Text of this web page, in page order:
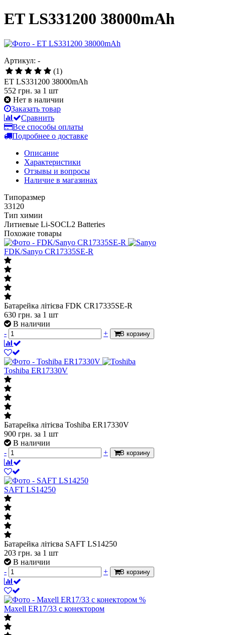
ET LS331200 38000mAh
Артикул: -
(1)
ET LS331200 38000mAh
552 грн. за 1 шт
Нет в наличии
Заказать товар
Сравнить
Все способы оплаты
Подробнее о доставке
Описание
Характеристики
Отзывы и вопросы
Наличие в магазинах
Типоразмер
33120
Тип химии
Литиевые Li-SOCL2 Batteries
Похожие товары
FDK/Sanyo CR17335SE-R
Батарейка літієва FDK CR17335SE-R
630 грн. за 1 шт
В наличии
-
+ В корзину
Toshiba ER17330V
Батарейка літієва Toshiba ER17330V
900 грн. за 1 шт
В наличии
-
+ В корзину
SAFT LS14250
Батарейка літієва SAFT LS14250
203 грн. за 1 шт
В наличии
-
+ В корзину
%
Maxell ER17/33 с конектором